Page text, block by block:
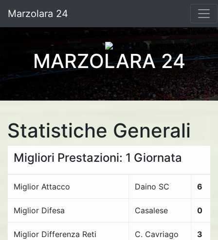
Marzolara 24
MARZOLARA 24
Statistiche Generali
Migliori Prestazioni: 1 Giornata
Miglior Attacco Daino SC 6
Miglior Difesa Casalese 0
Miglior Differenza Reti C. Cavriago 3